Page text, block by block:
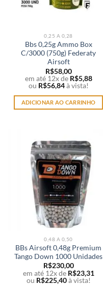
0,25 A 0,28
Bbs 0,25g Ammo Box
C/3000 (750g) Federaty
Airsoft
R$58,00
em até 12x de R$5,88
ou R$56,84 à vista!
ADICIONAR AO CARRINHO
0,48 A 0,50
BBs Airsoft 0,48g Premium
Tango Down 1000 Unidades
R$230,00
em até 12x de R$23,31
ou R$225,40 à vista!